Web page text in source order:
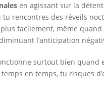
en agissant sur la
tu rencontres des réveils
plus facilement, même
l’anticipation
surtout bien
en temps, tu risques